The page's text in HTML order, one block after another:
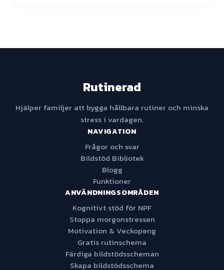
Rutinerad
Hjälper familjer att bygga hållbara rutiner och minska
stress i vardagen.
NAVIGATION
Frågor och svar
Bildstöd Bibliotek
Blogg
Funktioner
ANVÄNDNINGSOMRÅDEN
Kognitivt stöd för NPF
Stoppa morgonstressen
Motivation & Veckopeng
Gratis rutinschema
Färdiga bildstödsscheman
Skapa bildstödsschema